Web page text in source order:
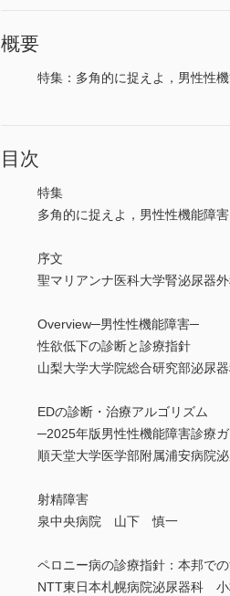
概要
特集：多角的に捉えよ，男性性
目次
特集
多角的に捉えよ，男性性機能障害
序文
聖マリアンナ医科大学腎泌尿
Overview─男性性機能障害─
性欲低下の診断と診療指針
山梨大学大学院総合研究部泌
EDの診断・治療アルゴリズム
─2025年版男性性機能障害診療
順天堂大学医学部附属浦安病
射精障害
泉中央病院 山下 慎一
ペロニー病の診療指針：本邦で
NTT東日本札幌病院泌尿器科